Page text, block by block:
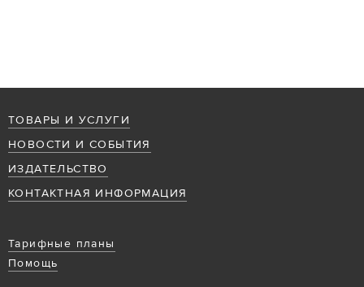
ТОВАРЫ И УСЛУГИ
НОВОСТИ И СОБЫТИЯ
ИЗДАТЕЛЬСТВО
КОНТАКТНАЯ ИНФОРМАЦИЯ
Тарифные планы
Помощь